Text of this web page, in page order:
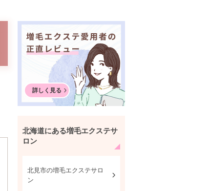
詳しく見る
北海道にある増毛エクステサ
ロン
北見市の増毛エクステサロ
ン